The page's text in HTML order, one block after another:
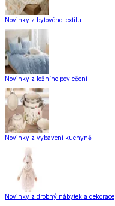
Novinky z bytového textilu
Novinky z ložního povlečení
Novinky z vybavení kuchyně
Novinky z drobný nábytek a dekorace